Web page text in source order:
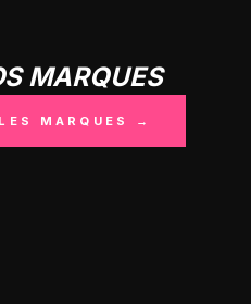
MARQUES
MARQUES →